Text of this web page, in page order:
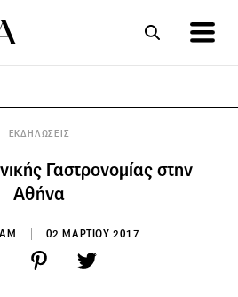
ΕΚΔΗΛΩΣΕΙΣ
Γαστρονομίας στην
Αθήνα
02 ΜΑΡΤΙΟΥ 2017